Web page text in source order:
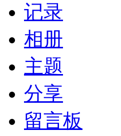
记录
相册
主题
分享
留言板